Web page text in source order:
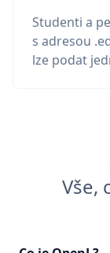
Studenti a
s adresou
lze podat
Vše,